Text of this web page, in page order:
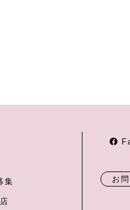
集 お